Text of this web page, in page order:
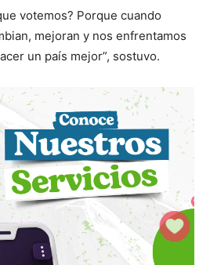
votemos? Porque cuando
mejoran y nos enfrentamos
un país mejor”, sostuvo.